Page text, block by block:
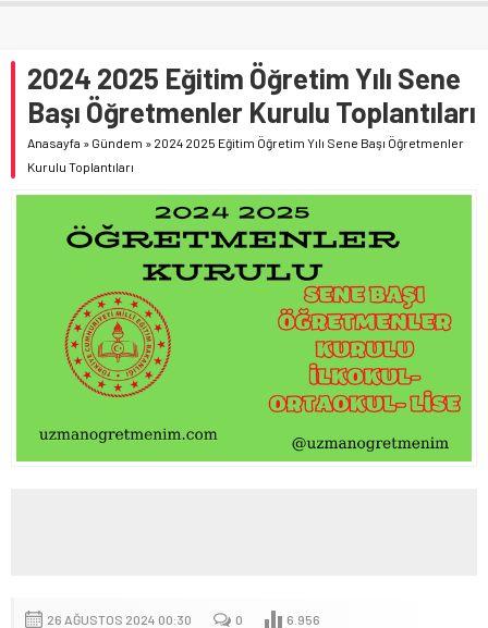
2024 2025 Eğitim Öğretim Yılı Sene
Başı Öğretmenler Kurulu Toplantıları
Anasayfa » Gündem » 2024 2025 Eğitim Öğretim Yılı Sene Başı Öğretmenler
Kurulu Toplantıları
26 AĞUSTOS 2024 00:30 0 6.956